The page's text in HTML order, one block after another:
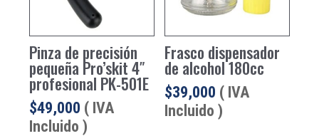
Pinza de precisión
pequeña Pro’skit 4″
profesional PK-501E
$49,000 ( IVA
Incluido )
Frasco dispensador
de alcohol 180cc
$39,000 ( IVA
Incluido )